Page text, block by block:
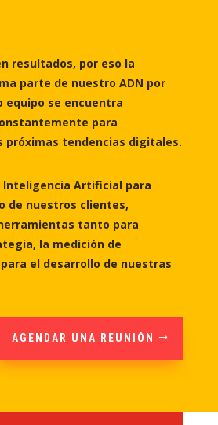
resultados, por eso la
parte de nuestro ADN por
equipo se encuentra
para
próximas tendencias digitales.
Inteligencia Artificial para
de nuestros clientes,
tanto para
la medición de
el desarrollo de nuestras
AGENDAR UNA REUNIÓN